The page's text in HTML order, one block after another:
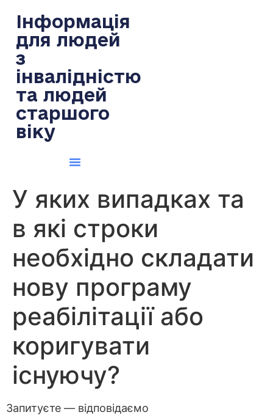
Інформація
для людей
з
інвалідністю
та людей
старшого
віку
У яких випадках та
в які строки
необхідно складати
нову програму
реабілітації або
коригувати
існуючу?
Запитуєте — відповідаємо